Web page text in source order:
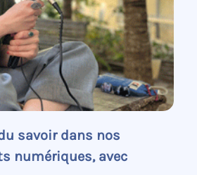
savoir dans nos
numériques, avec